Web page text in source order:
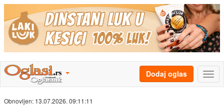
Dodaj oglas
Obnovljen: 13.07.2026. 09:11:11